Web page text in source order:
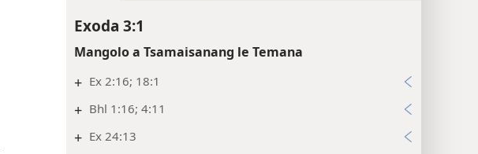
Exoda 3:1
Mangolo a Tsamaisanang le Temana
+ Ex 2:16; 18:1
+ Bhl 1:16; 4:11
+ Ex 24:13